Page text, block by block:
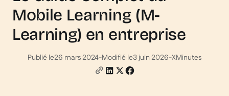
Mobile Learning (M-
Learning) en entreprise
Publié le26 mars 2024-Modifié le3 juin 2026-XMinutes